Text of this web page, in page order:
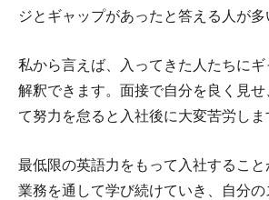
ジとギャップがあったと答える人が多
私から言えば、入ってきた人たちに
解釈できます。面接で自分を良く見
て努力を怠ると入社後に大変苦労しま
最低限の英語力をもって入社すること
業務を通して学び続けていき、自分